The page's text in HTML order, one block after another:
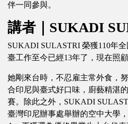
伴一同參與。
講者｜SUKADI
SUKADI SULASTRI 榮獲110年
臺工作至今已經13年了，現在照顧
她剛來台時，不忍雇主常外食，
合印尼與臺式好口味，廚藝精湛
賽。除此之外，SUKADI
臺灣印尼辦事處舉辦的空中大學